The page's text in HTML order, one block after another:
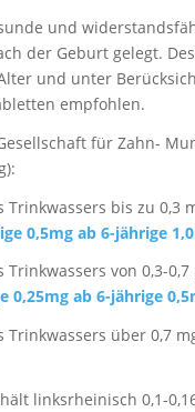
und
der Geburt gelegt.
und unter
empfohlen.
für Zahn-
bis zu 0,3
0,5mg ab 6-jährige
von 0,3-0,7
0,25mg ab 6-jährige
über 0,7
linksrheinisch 0,1-